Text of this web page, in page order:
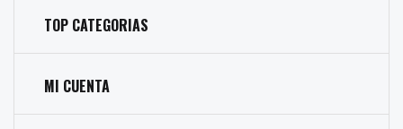
TOP CATEGORIAS
MI CUENTA